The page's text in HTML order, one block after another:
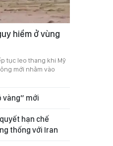
hiểm ở vùng
tục leo thang khi Mỹ
mới nhằm vào
vàng” mới
hạn chế
thống với Iran